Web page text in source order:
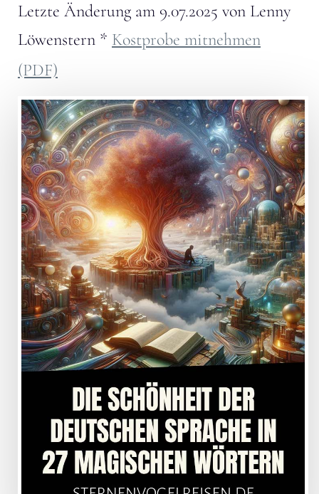
Letzte Änderung am 9.07.2025 von Lenny
Löwenstern * Kostprobe mitnehmen
(PDF)